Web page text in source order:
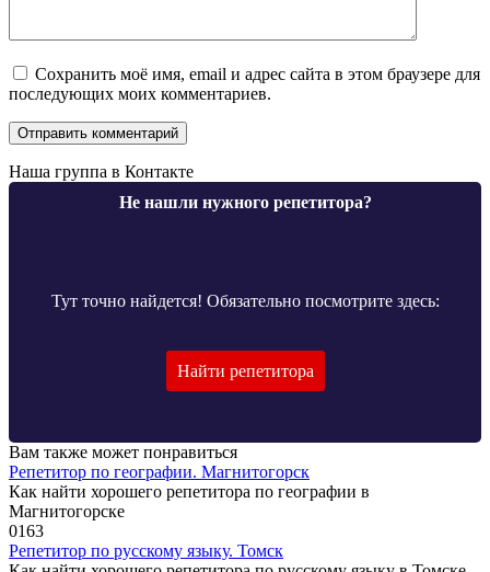
Сохранить моё имя, email и адрес сайта в этом браузере для
последующих моих комментариев.
Наша группа в Контакте
Не нашли нужного репетитора?
Тут точно найдется! Обязательно посмотрите здесь:
Найти репетитора
Вам также может понравиться
Репетитор по географии. Магнитогорск
Как найти хорошего репетитора по географии в
Магнитогорске
0163
Репетитор по русскому языку. Томск